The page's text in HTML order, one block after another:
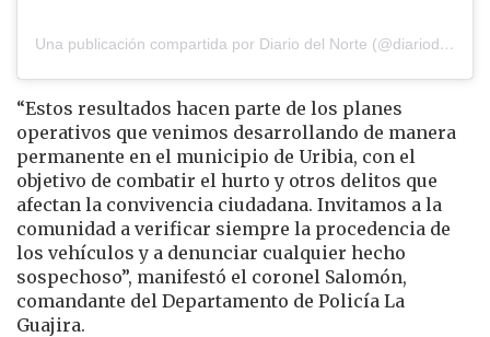
Una publicación compartida por Diario del Norte (@diariodelnorte)
“Estos resultados hacen parte de los planes
operativos que venimos desarrollando de manera
permanente en el municipio de Uribia, con el
objetivo de combatir el hurto y otros delitos que
afectan la convivencia ciudadana. Invitamos a la
comunidad a verificar siempre la procedencia de
los vehículos y a denunciar cualquier hecho
sospechoso”, manifestó el coronel Salomón,
comandante del Departamento de Policía La
Guajira.